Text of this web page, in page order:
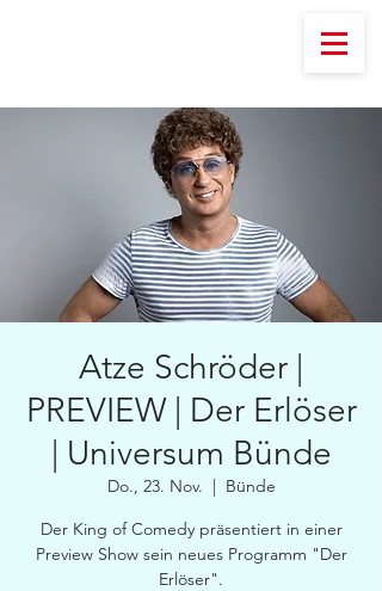
Atze Schröder |
PREVIEW | Der Erlöser
| Universum Bünde
Do., 23. Nov.
  |
Bünde
Der King of Comedy präsentiert in einer
Preview Show sein neues Programm "Der
Erlöser".